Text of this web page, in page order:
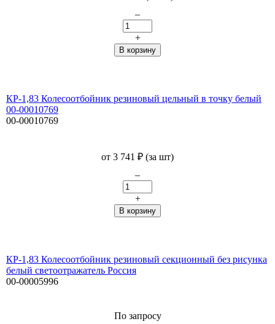
–
+
КР-1,83 Колесоотбойник резиновый цельный в точку белый
00-00010769
00-00010769
от 3 741 ₽ (за шт)
–
+
КР-1,83 Колесоотбойник резиновый секционный без рисунка
белый светоотражатель Россия
00-00005996
По запросу